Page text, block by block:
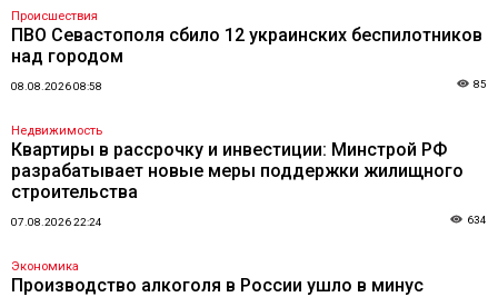
Происшествия
ПВО Севастополя сбило 12 украинских беспилотников
над городом
08.08.2026 08:58 85
Недвижимость
Квартиры в рассрочку и инвестиции: Минстрой РФ
разрабатывает новые меры поддержки жилищного
строительства
07.08.2026 22:24 634
Экономика
Производство алкоголя в России ушло в минус